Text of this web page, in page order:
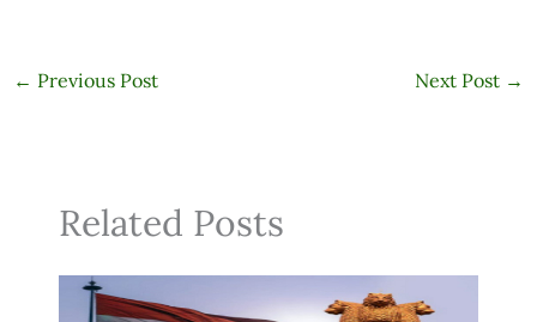
← Previous Post Next Post →
Related Posts